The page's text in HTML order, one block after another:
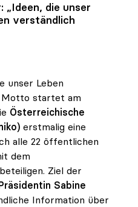
„Ideen, die unser
verständlich
unser Leben
Motto startet am
Österreichische
erstmalig eine
alle 22 öffentlichen
dem
beteiligen. Ziel der
Sabine
Information über